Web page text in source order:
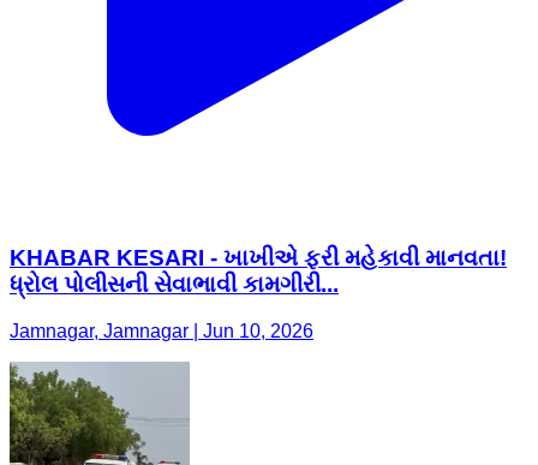
KHABAR KESARI - ખાખીએ ફરી મહેકાવી માનવતા!
ધ્રોલ પોલીસની સેવાભાવી કામગીરી...
Jamnagar, Jamnagar | Jun 10, 2026